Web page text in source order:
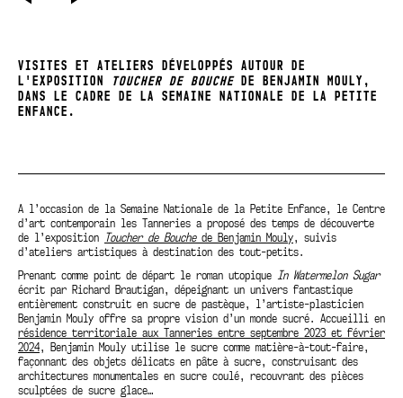
VISITES ET ATELIERS DÉVELOPPÉS AUTOUR DE
L'EXPOSITION
TOUCHER DE BOUCHE DE BENJAMIN MOULY,
DANS LE CADRE DE LA SEMAINE NATIONALE DE LA PETITE
ENFANCE.
A l’occasion de la Semaine Nationale de la Petite Enfance, le Centre
d’art contemporain les Tanneries a proposé des temps de découverte
de l’exposition Toucher de Bouchede Benjamin Mouly, suivis
d’ateliers artistiques à destination des tout-petits.
Prenant comme point de départ le roman utopique In Watermelon Sugar
écrit par Richard Brautigan, dépeignant un univers fantastique
entièrement construit en sucre de pastèque, l’artiste-plasticien
Benjamin Mouly offre sa propre vision d’un monde sucré. Accueilli en
résidence territoriale aux Tanneries entre septembre 2023 et février
2024, Benjamin Mouly utilise le sucre comme matière-à-tout-faire,
façonnant des objets délicats en pâte à sucre, construisant des
architectures monumentales en sucre coulé, recouvrant des pièces
sculptées de sucre glace…